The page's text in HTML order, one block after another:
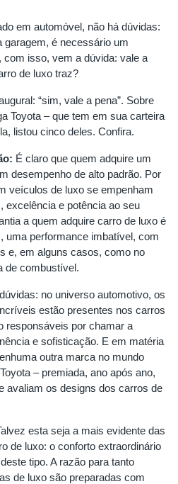
em automóvel, não há dúvidas:
garagem, é necessário um
com isso, vem a dúvida: vale a
de luxo traz?
“sim, vale a pena”. Sobre
Toyota – que tem em sua carteira
listou cinco deles. Confira.
É claro que quem adquire um
desempenho de alto padrão. Por
veículos de luxo se empenham
excelência e potência ao seu
a quem adquire carro de luxo é
uma performance imbatível, com
e, em alguns casos, como no
de combustível.
no universo automotivo, os
estão presentes nos carros
responsáveis por chamar a
e sofisticação. E em matéria
outra marca no mundo
– premiada, ano após ano,
avaliam os designs dos carros de
esta seja a mais evidente das
de luxo: o conforto extraordinário
tipo. A razão para tanto
de luxo são preparadas com